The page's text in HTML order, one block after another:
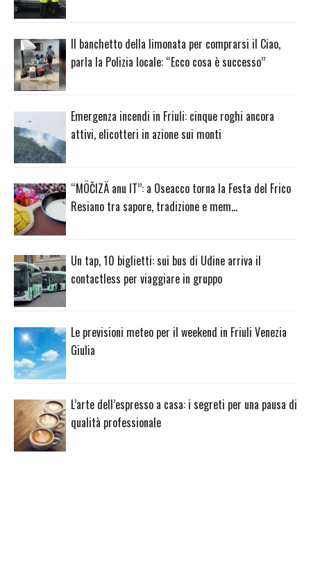
Il banchetto della limonata per comprarsi il Ciao,
parla la Polizia locale: “Ecco cosa è successo”
Emergenza incendi in Friuli: cinque roghi ancora
attivi, elicotteri in azione sui monti
“MÖČIZÄ anu IT”: a Oseacco torna la Festa del Frico
Resiano tra sapore, tradizione e mem…
Un tap, 10 biglietti: sui bus di Udine arriva il
contactless per viaggiare in gruppo
Le previsioni meteo per il weekend in Friuli Venezia
Giulia
L’arte dell’espresso a casa: i segreti per una pausa di
qualità professionale